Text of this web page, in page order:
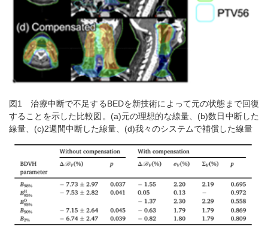
図1 治療中断で不足するBEDを新技術によって元の状態まで回復
することを示した比較図。(a)元の理想的な線量、(b)数日中断した
線量、(c)2週間中断した線量、(d)我々のシステムで補償した線量